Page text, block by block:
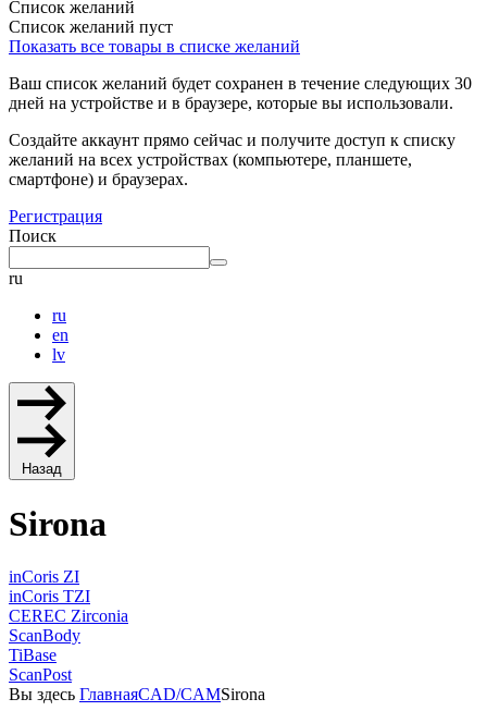
Список желаний
Список желаний пуст
Показать все товары в списке желаний
Ваш список желаний будет сохранен в течение следующих 30
дней на устройстве и в браузере, которые вы использовали.
Создайте аккаунт прямо сейчас и получите доступ к списку
желаний на всех устройствах (компьютере, планшете,
смартфоне) и браузерах.
Регистрация
Поиск
ru
ru
en
lv
Назад
Sirona
inCoris ZI
inCoris TZI
CEREC Zirconia
ScanBody
TiBase
ScanPost
Вы здесь ГлавнаяCAD/CAMSirona